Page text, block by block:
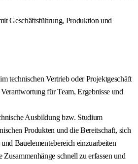
Geschäftsführung, Produktion und
technischen Vertrieb oder Projektgeschäft
für Team, Ergebnisse und
Ausbildung bzw. Studium
Produkten und die Bereitschaft, sich
Bauelementebereich einzuarbeiten
schnell zu erfassen und